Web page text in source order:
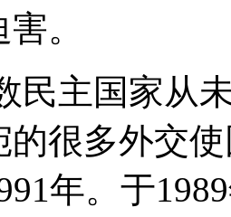
。
民主国家从
的很多外交
年。于